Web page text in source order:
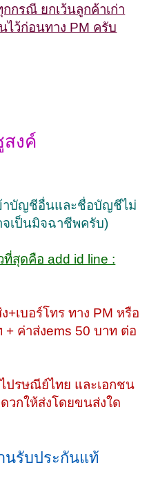
กรณี ยกเว้นลูกค้าเก่า
ไว้ก่อนทาง PM ครับ
งค์
าบัญชีอื่นและชื่อบัญชีไม่
จเป็นมิจฉาชีพครับ)
ที่สุดคือ add id line :
เบอร์โทร ทาง PM หรือ
+ ค่าส่งems 50 บาท ต่อ
ปรษณีย์ไทย และเอกชน
วกให้ส่งโดยขนส่งใด
นรับประกันแท้